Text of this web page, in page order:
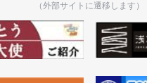
（外部サイトに遷移します）